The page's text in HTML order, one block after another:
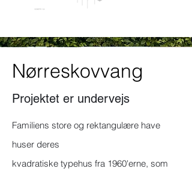
Nørreskovvang
Projektet er undervejs
Familiens store og rektangulære have
huser deres
kvadratiske typehus fra 1960'erne, som